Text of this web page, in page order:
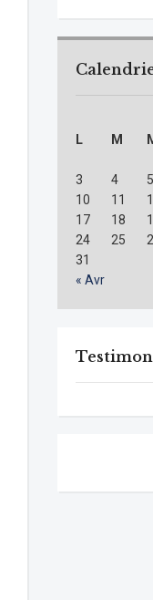
L
M
3
4 5
10
11
17
18
24
25
31
« Avr